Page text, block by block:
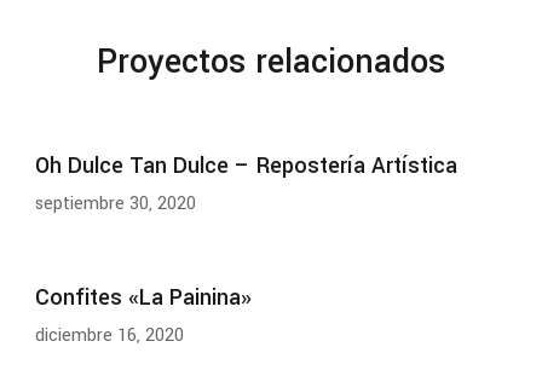
Proyectos relacionados
Oh Dulce Tan Dulce – Repostería Artística
septiembre 30, 2020
Confites «La Painina»
diciembre 16, 2020